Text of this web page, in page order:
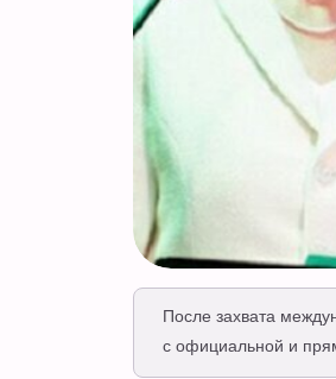
После захвата
с официальной и